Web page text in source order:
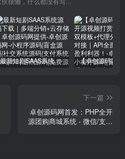
最新短剧SAAS系统源码下载｜多端分销+云存储｜卓创源码网提供
下一篇
卓创源码网首发：PHP全开
源团购商城系统 - 微信/支付